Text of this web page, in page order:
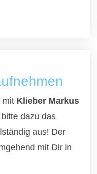
mit Klieber Markus
dazu das
aus! Der
mit Dir in